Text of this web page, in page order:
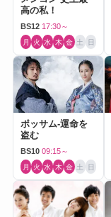
高の私！
BS12 17:30～
月 火 水 木 金 土 日
ポッサム-運命を
盗む
BS10 09:15～
月 火 水 木 金 土 日